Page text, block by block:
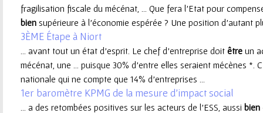
u
r
fragilisation fiscale du mécénat, ... Que fera l’Etat pour
bien supérieure à l’économie espérée ? Une position d’autant
3ÈME Étape à Niort
... avant tout un état d’esprit. Le chef d’entreprise doit être un
mécénat, une ... puisque 30% d’entre elles seraient mécènes *.
nationale qui ne compte que 14% d’entreprises ...
1er baromètre KPMG de la mesure d'impact social
... a des retombées positives sur les acteurs de l’ESS, aussi bien